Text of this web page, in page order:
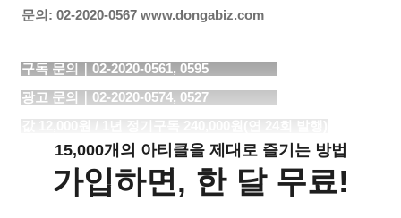
문의 : 02-2020-0567 www.dongabiz.com
구독 문의｜02-2020-0561, 0595
광고 문의｜02-2020-0574, 0527
15,000개의 아티클을 제대로 즐기는 방법
가입하면, 한 달 무료!